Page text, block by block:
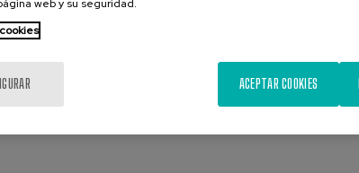
web y su seguridad.
ACEPTAR COOKIES